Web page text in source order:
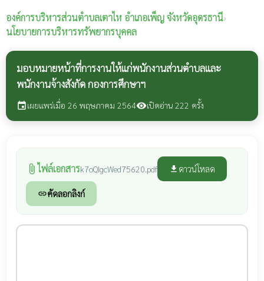
องค์การบริหารส่วนตำบลเตาไห อำเภอเพ็ญ จังหวัดอุดรธานี›
นโยบายการบริหารทรัพยากรบุคคล
มอบหมายหน้าที่การงานให้แก่พนักงานส่วนตำบลและ
พนักงานจ้างสังกัด กองการศึกษาฯ
eventเผยแพร่เมื่อ 26 พฤษภาคม 2564visibilityเปิดอ่าน 222 ครั้ง
attach_file ไฟล์เอกสารk7oQIgcWed75620.pdf file_download ดาวน์โหลด
linkคัดลอกลิงก์